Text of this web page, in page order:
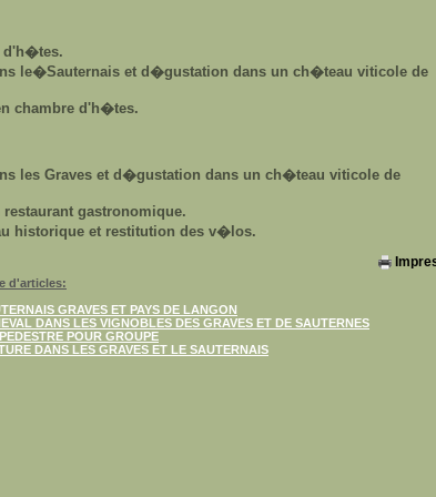
d'h�tes.
le�Sauternais et d�gustation dans un ch�teau viticole de
chambre d'h�tes.
les Graves et d�gustation dans un ch�teau viticole de
gastronomique.
historique et restitution des v�los.
d'articles:
GRAVES ET PAYS DE LANGON
DANS LES VIGNOBLES DES GRAVES ET DE SAUTERNES
POUR GROUPE
DANS LES GRAVES ET LE SAUTERNAIS